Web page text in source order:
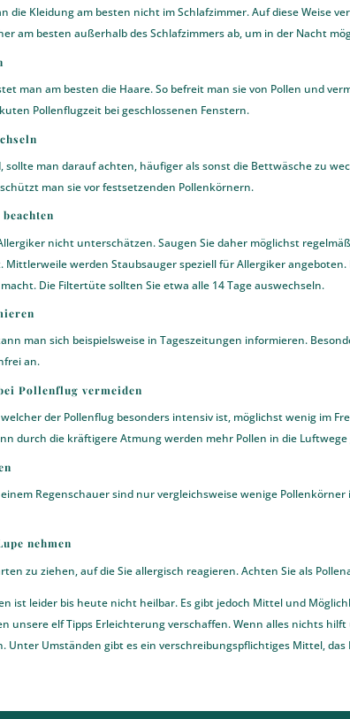
die Kleidung am besten nicht im Schlafzimmer. Auf diese Weise
am besten außerhalb des Schlafzimmers ab, um in der Nacht
man am besten die Haare. So befreit man sie von Pollen und
Pollenflugzeit bei geschlossenen Fenstern.
sollte man darauf achten, häufiger als sonst die Bettwäsche zu
man sie vor festsetzenden Pollenkörnern.
nicht unterschätzen. Saugen Sie daher möglichst
werden Staubsauger speziell für Allergiker
Die Filtertüte sollten Sie etwa alle 14 Tage auswechseln.
man sich beispielsweise in Tageszeitungen informieren.
an.
Pollenflug vermeiden
der Pollenflug besonders intensiv ist, möglichst wenig im
durch die kräftigere Atmung werden mehr Pollen in die Luftwege
Regenschauer sind nur vergleichsweise wenige
nehmen
zu ziehen, auf die Sie allergisch reagieren. Achten Sie als
ist leider bis heute nicht heilbar. Es gibt jedoch Mittel und
unsere elf Tipps Erleichterung verschaffen. Wenn alles nichts
Unter Umständen gibt es ein verschreibungspflichtiges Mittel,